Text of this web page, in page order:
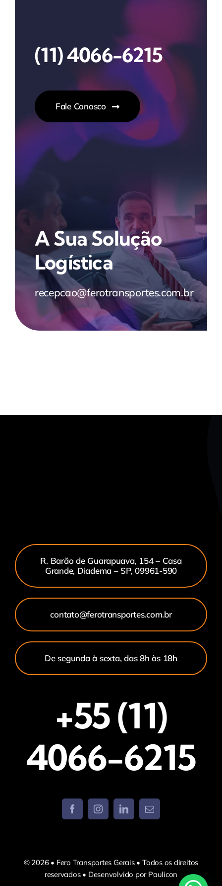
(11) 4066-6215
Fale Conosco
A Sua Solução
Logística
recepcao@ferotransportes.com.br
R. Barão de Guarapuava, 154 – Casa
Grande, Diadema – SP, 09961-590
contato@ferotransportes.com.br
De segunda à sexta, das 8h às 18h
+55 (11)
4066-6215
© 2026 • Fero Transportes Gerais • Todos os direitos
reservados • Desenvolvido por Paulicon